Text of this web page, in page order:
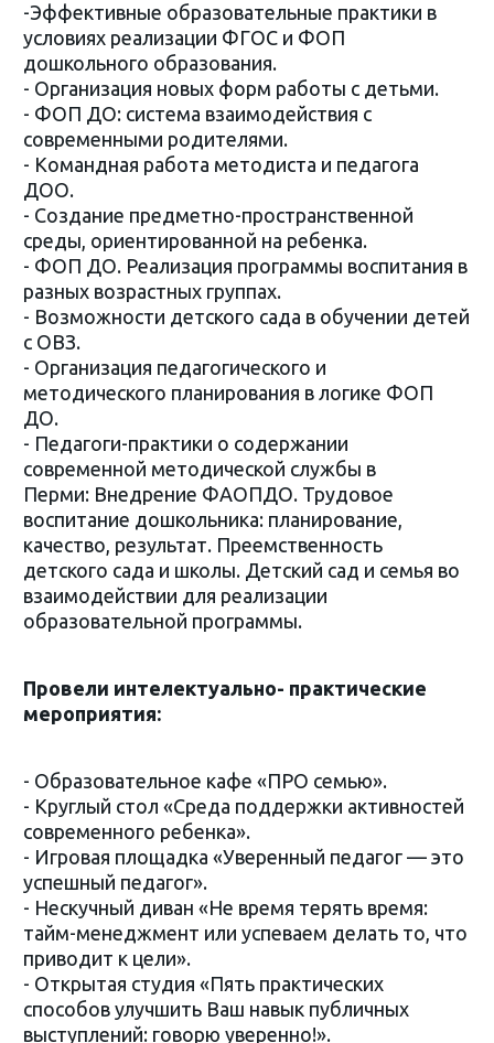
-Эффективные образовательные практики в
условиях реализации ФГОС и ФОП
дошкольного образования.
- Организация новых форм работы с детьми.
- ФОП ДО: система взаимодействия с
современными родителями.
- Командная работа методиста и педагога
ДОО.
- Создание предметно-пространственной
среды, ориентированной на ребенка.
- ФОП ДО. Реализация программы воспитания в
разных возрастных группах.
- Возможности детского сада в обучении детей
с ОВЗ.
- Организация педагогического и
методического планирования в логике ФОП
ДО.
- Педагоги-практики о содержании
современной методической службы в
Перми: Внедрение ФАОПДО. Трудовое
воспитание дошкольника: планирование,
качество, результат. Преемственность
детского сада и школы. Детский сад и семья во
взаимодействии для реализации
образовательной программы.
Провели интелектуально- практические
мероприятия:
- Образовательное кафе «ПРО семью».
- Круглый стол «Среда поддержки активностей
современного ребенка».
- Игровая площадка «Уверенный педагог — это
успешный педагог».
- Нескучный диван «Не время терять время:
тайм-менеджмент или успеваем делать то, что
приводит к цели».
- Открытая студия «Пять практических
способов улучшить Ваш навык публичных
выступлений: говорю уверенно!».